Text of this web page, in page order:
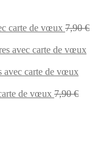
carte de vœux 7,90€
avec carte de vœux
avec carte de vœux
de vœux 7,90€